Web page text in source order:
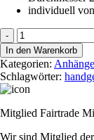
individuell
-
Stamp
it
"I
´ve
got
me
for
life"
Menge
In den Warenkorb
Kategorien:
Schlagwörter:
Mitglied Fairtrade
Wir sind Mitglied